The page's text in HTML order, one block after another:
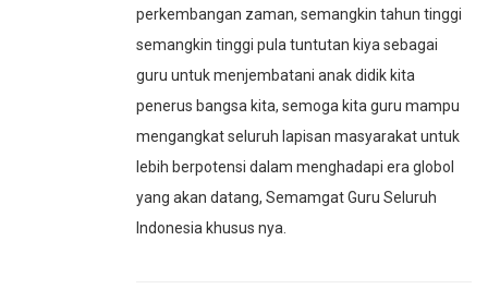
perkembangan zaman, semangkin tahun tinggi
semangkin tinggi pula tuntutan kiya sebagai
guru untuk menjembatani anak didik kita
penerus bangsa kita, semoga kita guru mampu
mengangkat seluruh lapisan masyarakat untuk
lebih berpotensi dalam menghadapi era globol
yang akan datang, Semamgat Guru Seluruh
Indonesia khusus nya.